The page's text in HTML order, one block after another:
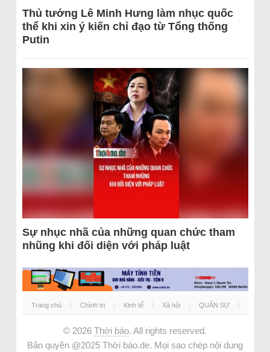
Thủ tướng Lê Minh Hưng làm nhục quốc
thể khi xin ý kiến chỉ đạo từ Tổng thống
Putin
Sự nhục nhã của những quan chức tham
nhũng khi đối diện với pháp luật
Trang chủ Chính trị Kinh tế Xã hội QUÂN SỰ
© 2026 Thời báo. All rights reserved.
Bản quyền @2025 Thời báo.de. Mọi sao chép nội dung